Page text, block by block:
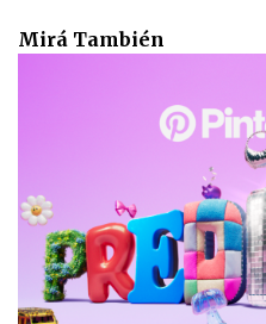
Mirá También